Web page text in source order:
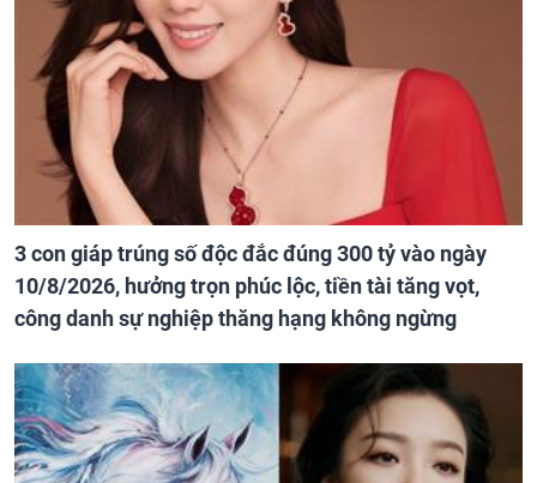
3 con giáp trúng số độc đắc đúng 300 tỷ vào ngày
10/8/2026, hưởng trọn phúc lộc, tiền tài tăng vọt,
công danh sự nghiệp thăng hạng không ngừng